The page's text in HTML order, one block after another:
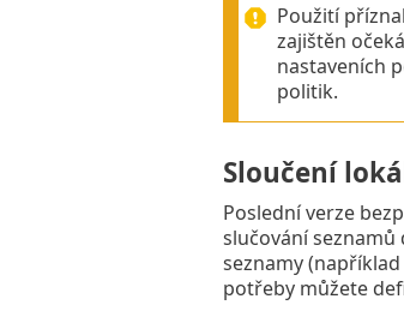
Použití
zajištěn
nastaveních
politik.
Sloučení
Poslední verze
slučování
seznamy
potřeby můžete